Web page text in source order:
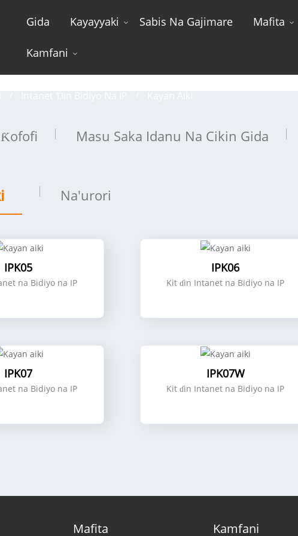
Gida Kayayyaki Sabis Na Gajimare Mafita
Kamfani
Kayan aiki
Masu Saka Idanu Na Cikin Gida
Na'urori
IPK05
na Bidiyo na IP
IPK06
Kit ɗin Intanet na Bidiyo na IP
IPK07
na Bidiyo na IP
IPK07W
Kit ɗin Intanet na Bidiyo na IP
Mafita Kamfani